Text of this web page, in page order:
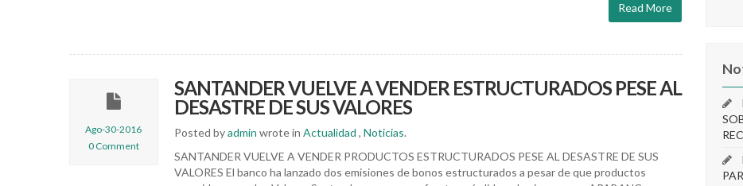
Read More
Ago-30-2016
0 Comment
SANTANDER VUELVE A VENDER ESTRUCTURADOS PESE AL
DESASTRE DE SUS VALORES
Posted byadmin wrote in Actualidad , Noticias.
SANTANDER VUELVE A VENDER PRODUCTOS ESTRUCTURADOS PESE AL DESASTRE DE SUS
VALORES El banco ha lanzado dos emisiones de bonos estructurados a pesar de que productos